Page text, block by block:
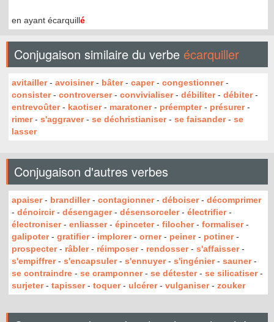
en ayant écarquillé
Conjugaison similaire du verbe écarquiller
avitailler- avoisiner- bâter- caper- congestionner-
consister- controverser- convivialiser- débiliter- débiter-
entrevoûter- kaotiser- maratoner- préempter- présurer-
rimer- s'aggraver- se déchristianiser- se faisander- se
lasser
Conjugaison d'autres verbes
apaiser- brandiller- contagionner- déboiser- décomprimer
- dénoircir- désengager- désensorceler- électrifier-
électroniser- enliasser- épinceter- filocher- formaliser-
galipoter- gratifier- implorer- orner- peiner- potiner-
prospecter- râbler- réimposer- rendosser- s'affaisser-
s'empiffrer- s'encapsuler- s'ennuyer- s'ingénier- sauner-
se contraindre - se cramponner- se détester- se silicatiser-
surjeter- tapisser- toquer- ulcérer- vulganiser- zouker